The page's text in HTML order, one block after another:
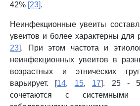
42% [23].
Неинфекционные увеиты
увеитов и более характерны для
23]. При этом частота и
неинфекционных увеитов в
возрастных и этнических
варьирует. [14, 15, 17]. 25 -
сочетаются с системными